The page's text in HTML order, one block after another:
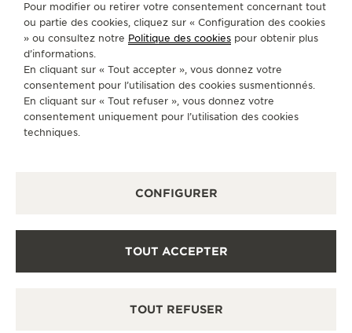
SUIVEZ-NOUS
S'INSCRIRE À LA NEWSLETTER
POLITIQUE DE CONFIDENTIALITÉ
FICHE RELATIVE AUX QUALITÉS ET CARACTÉRISTIQUES
FORMULAIRE DE RÉTRACTATION
Pour modifier ou retirer votre consentement concernant tout
ou partie des cookies, cliquez sur « Configuration des cookies
» ou consultez notre Politique des cookies pour obtenir plus
d’informations.
En cliquant sur « Tout accepter », vous donnez votre
consentement pour l’utilisation des cookies susmentionnés.
En cliquant sur « Tout refuser », vous donnez votre
consentement uniquement pour l’utilisation des cookies
techniques.
CONFIGURER
TOUT ACCEPTER
TOUT REFUSER